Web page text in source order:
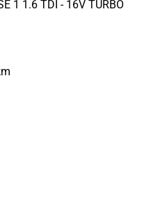
1 1.6 TDI - 16V TURBO